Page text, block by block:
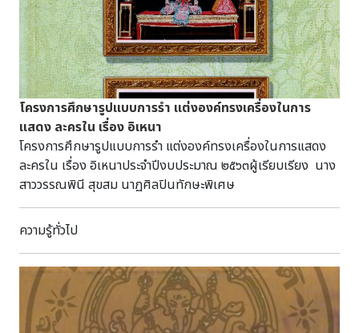
โครงการศึกษารูปแบบการรำ แต่งองค์ทรงเครื่องในการ
แสดง ละครใน เรื่อง อิเหนา
โครงการศึกษารูปแบบการรำ แต่งองค์ทรงเครื่องในการแสดง
ละครใน เรื่อง อิเหนาประจำปีงบประมาณ ๒๕๖๓ผู้เรียบเรียง นาง
สาววรรณพินี สุขสม นาฏศิลปินทักษะพิเศษ
ความรู้ทั่วไป